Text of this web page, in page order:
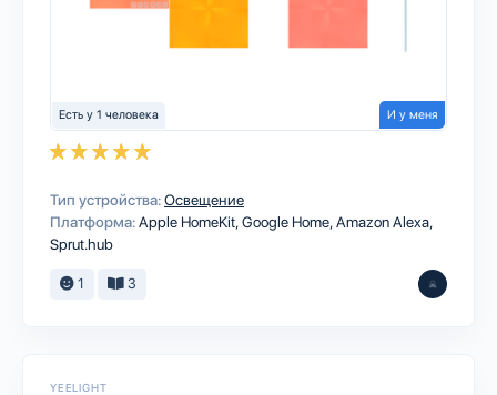
Есть у 1 человека И у меня
Тип устройства:Освещение
Платформа:Apple HomeKitGoogle HomeAmazon Alexa
Sprut.hub
1 3
YEELIGHT